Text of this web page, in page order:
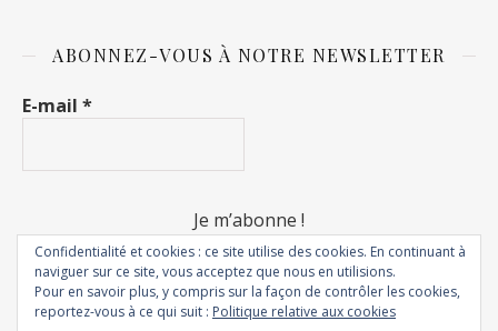
ABONNEZ-VOUS À NOTRE NEWSLETTER
E-mail *
Confidentialité et cookies : ce site utilise des cookies. En continuant à
naviguer sur ce site, vous acceptez que nous en utilisions.
Pour en savoir plus, y compris sur la façon de contrôler les cookies,
reportez-vous à ce qui suit : Politique relative aux cookies